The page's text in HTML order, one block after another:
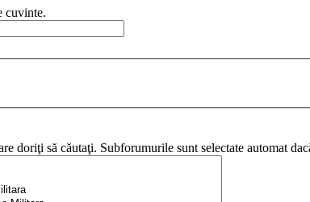
cuvinte.
doriţi să căutaţi. Subforumurile sunt selectate automat